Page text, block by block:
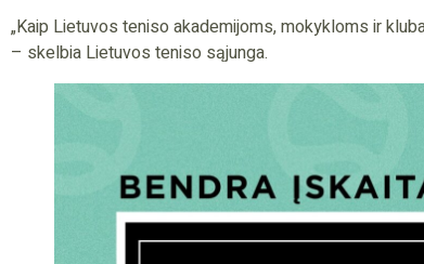
„Kaip Lietuvos teniso akademijoms, mokykloms ir
– skelbia Lietuvos teniso sąjunga.